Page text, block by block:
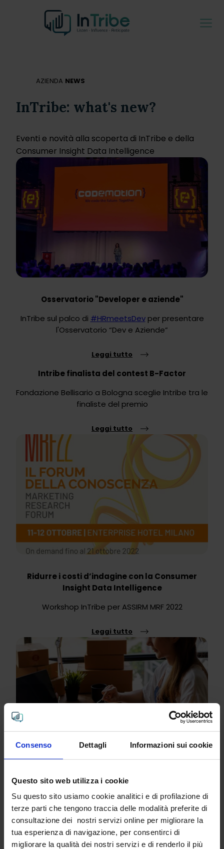
Consenso Dettagli Informazioni sui cookie
Questo sito web utilizza i cookie
Su questo sito usiamo cookie analitici e di profilazione di
terze parti che tengono traccia delle modalità preferite di
consultazione dei nostri servizi online per migliorare la
tua esperienza di navigazione, per consentirci di
migliorare la qualità dei nostri servizi e di renderlo il più
AZIENDA NEWS
InTribe: what's new?
Eventi e novità alla scoperta di InTribe e della
Consumer Insight Data Intelligence
Osservatorio "Developer e aziende"
InTribe sul palco di #HRmeetsDevper presentare
l'Osservatorio “Dev e Aziende”
Leggi tutto
Intribe finalista del contest B-Factor
Fondazione Bellisario a Bologna sceglie Intribe tra le
finaliste del premio
Leggi tutto
Ridurre i costi d’indagine con la Consumer
Insight Data Intelligence
Workshop InTribe per ASSIRM MRF 2022
Leggi tutto
EconomyUp: Intribe tra le 25 startup italiane
per il Retail
25 startup italiane da tenere d'occhio nel mondo
Leggi tutto